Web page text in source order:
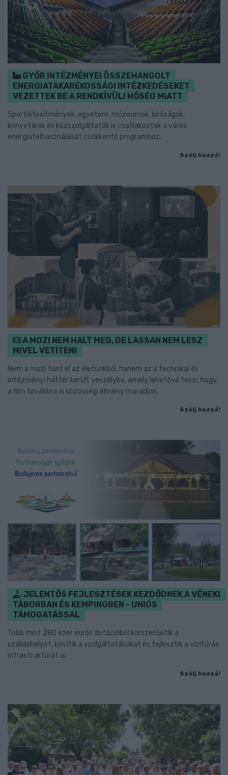
GYŐR INTÉZMÉNYEI ÖSSZEHANGOLT
ENERGIATAKARÉKOSSÁGI INTÉZKEDÉSEKET
VEZETTEK BE A RENDKÍVÜLI HŐSÉG MIATT
Sportlétesítmények, egyetem, múzeumok, bíróságok,
könyvtárak és közszolgáltatók is csatlakoztak a város
energiafelhasználását csökkentő programhoz.
Szólj hozzá!
A MOZI NEM HALT MEG, DE LASSAN NEM LESZ
MIVEL VETÍTENI
Nem a mozi tűnt el az életünkből, hanem az a technikai és
intézményi háttér került veszélybe, amely lehetővé teszi, hogy
a film továbbra is közösségi élmény maradjon.
Szólj hozzá!
JELENTŐS FEJLESZTÉSEK KEZDŐDNEK A VÉNEKI
TÁBORBAN ÉS KEMPINGBEN - UNIÓS
TÁMOGATÁSSAL
Több mint 280 ezer eurós dotációból korszerűsítik a
szálláshelyet, bővítik a szolgáltatásokat és fejlesztik a vízitúrás
infrastruktúrát is.
Szólj hozzá!